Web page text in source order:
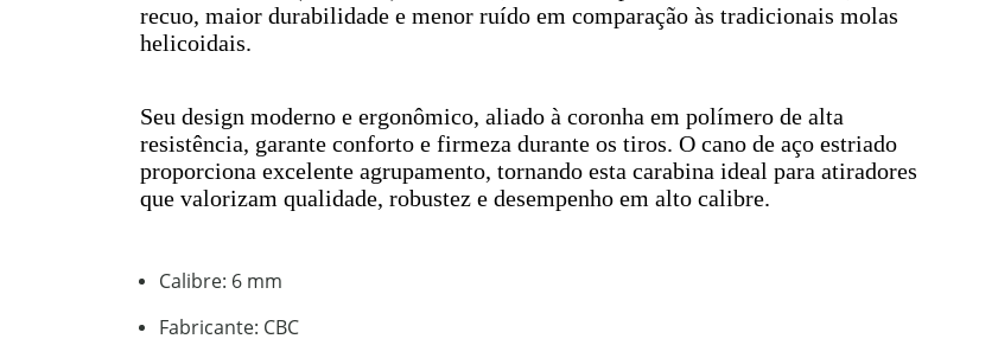
recuo, maior durabilidade e menor ruído em comparação às tradicionais molas
helicoidais.
Seu design moderno e ergonômico, aliado à coronha em polímero de alta
resistência, garante conforto e firmeza durante os tiros. O cano de aço estriado
proporciona excelente agrupamento, tornando esta carabina ideal para atiradores
que valorizam qualidade, robustez e desempenho em alto calibre.
Calibre: 6 mm
Fabricante: CBC